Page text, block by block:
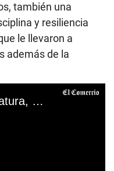
también una
y resiliencia
le llevaron a
además de la
Fallece el Nobel de Literatura, Mario Vargas Llosa, a los 89 años